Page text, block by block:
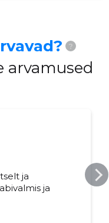
?
arvamused
ja
ja